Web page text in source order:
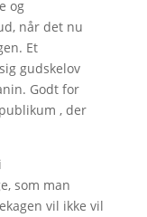
og
når det nu
Et
gudskelov
Godt for
, der
som man
vil ikke vil